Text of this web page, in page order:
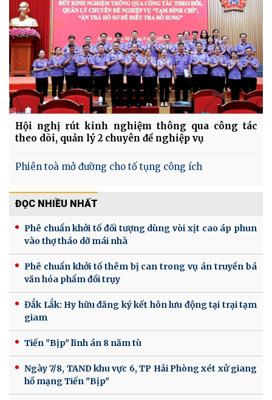
Hội nghị rút kinh nghiệm thông qua công tác
theo dõi, quản lý 2 chuyên đề nghiệp vụ
Phiên toà mở đường cho tố tụng công ích
ĐỌC NHIỀU NHẤT
Phê chuẩn khởi tố đối tượng dùng vòi xịt cao áp phun
vào thợ tháo dỡ mái nhà
Phê chuẩn khởi tố thêm bị can trong vụ án truyền bá
văn hóa phẩm đồi trụy
Đắk Lắk: Hy hữu đăng ký kết hôn lưu động tại trại tạm
giam
Tiến "Bịp" lĩnh án 8 năm tù
Ngày 7/8, TAND khu vực 6, TP Hải Phòng xét xử giang
hồ mạng Tiến "Bịp"